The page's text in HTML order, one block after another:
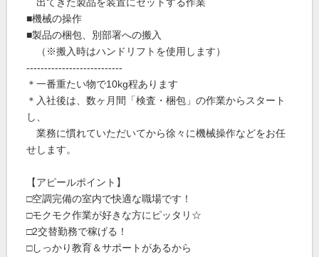
■機械の操作
■製品の梱包、別部署への搬入
（※搬入時はハンドリフトを使用します）
---------------------------
＊一番重たい物で10kg程あります
＊入社後は、数ヶ月間「検査・梱包」の作業からスタート
し、
業務に慣れていただいてから徐々に機械操作などをお任
せします。
【アピールポイント】
□空調完備の室内で快適な職場です！
□モクモク作業が好きな方にピッタリ☆
□2交替勤務で稼げる！
□しっかり教育＆サポートがあるから